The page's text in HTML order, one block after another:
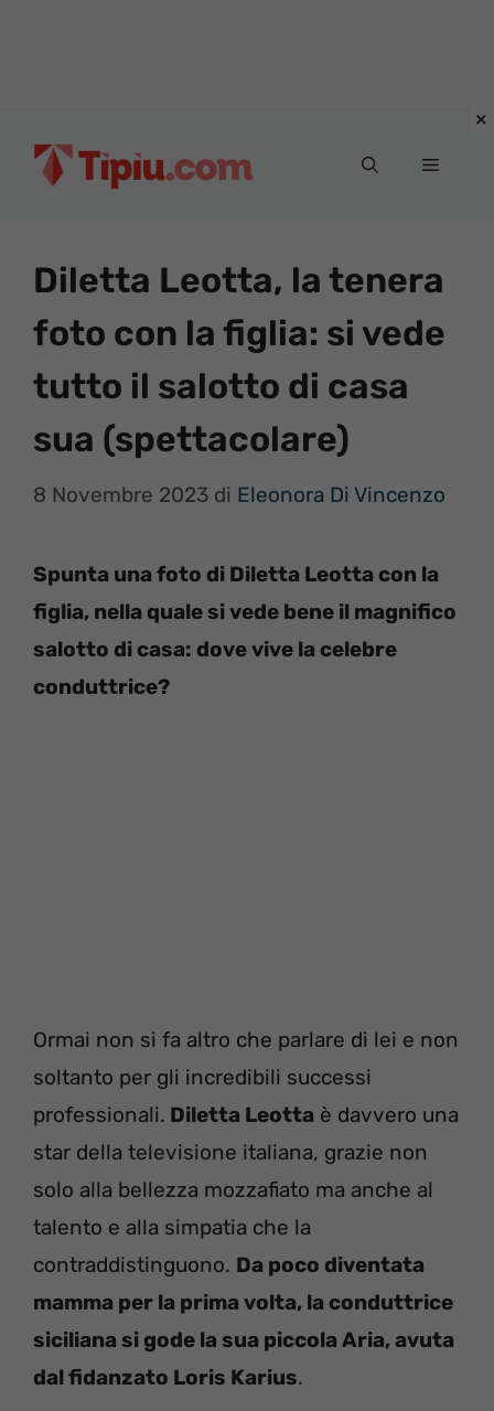
Menu
Diletta Leotta, la tenera
foto con la figlia: si vede
tutto il salotto di casa
sua (spettacolare)
8 Novembre 2023 di Eleonora Di Vincenzo
Spunta una foto di Diletta Leotta con la
figlia, nella quale si vede bene il magnifico
salotto di casa: dove vive la celebre
conduttrice?
Ormai non si fa altro che parlare di lei e non
soltanto per gli incredibili successi
professionali. Diletta Leotta è davvero una
star della televisione italiana, grazie non
solo alla bellezza mozzafiato ma anche al
talento e alla simpatia che la
contraddistinguono. Da poco diventata
mamma per la prima volta, la conduttrice
siciliana si gode la sua piccola Aria, avuta
dal fidanzato Loris Karius.